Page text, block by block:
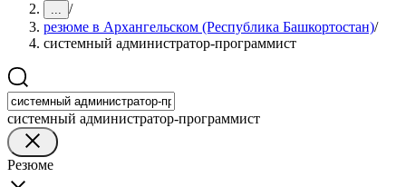
... /
резюме в Архангельском (Республика Башкортостан)/
системный администратор-программист
системный администратор-программист
Резюме